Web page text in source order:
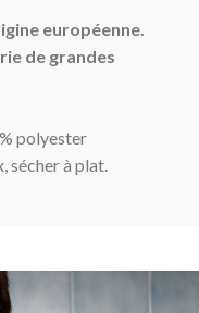
européenne.
de grandes
polyester
sécher à plat.